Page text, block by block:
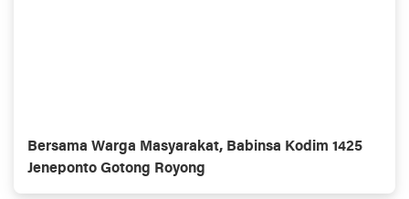
Bersama Warga Masyarakat, Babinsa Kodim 1425
Jeneponto Gotong Royong